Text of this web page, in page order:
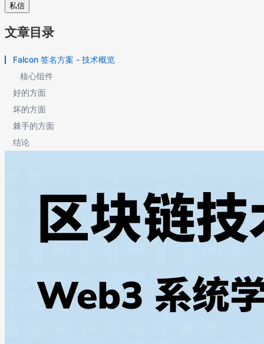
私信
文章目录
Falcon 签名方案 - 技术概览
核心组件
好的方面
坏的方面
棘手的方面
结论